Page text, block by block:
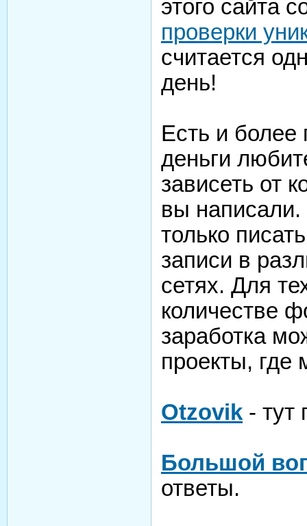
этого сайта
проверки
считается
день!
Есть и более
деньги
зависеть от
вы
только
записи в
сетях. Для
количестве
заработка
проекты, где
Otzovik -
Большой
ответы.